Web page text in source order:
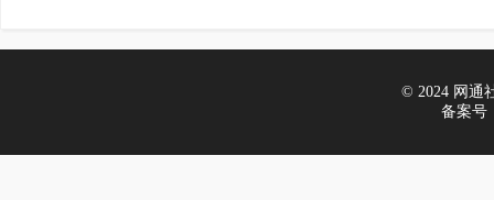
© 2024 网通
备案号